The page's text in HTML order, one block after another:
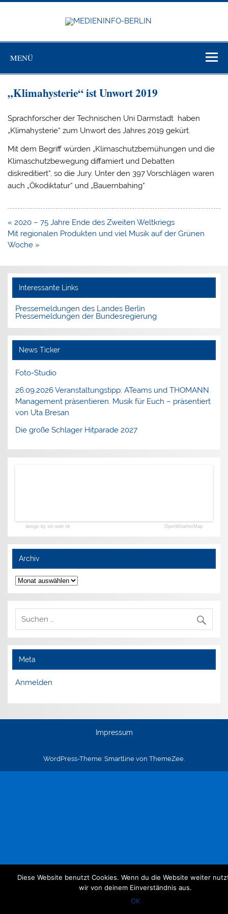
Zum
MENÜ
„Klimahysterie“ ist Unwort 2019
Sprachfor­scher der Technischen Uni Darmstadt haben
„Klima­hysterie“ zum Unwort des Jahres 2019 gekürt.
Mit dem Begriff würden „Kli­maschutzbemühungen und die
Klimaschutzbewegung diffamiert und Debatten
diskreditiert“, so die Jury. Unter den 397 Vorschlägen waren
auch „Ökodiktatur“ und „Bauernbahing“
Beitragsnavigation
« 2020 – 75 Jahre Ende des Zweiten Weltkriegs
Mit regionalen Produkten und viel Musik auf der Grünen
Woche »
Interessante Links
Pressemeldungen des Landes Berlin
Pressemeldungen der Bundesregierung
News Ticker
Foto-Studio
26.09.2026 Veranstaltungstipp: ATeams und THOMANN
Management präsentieren. Musik für Euch – präsentiert
von Uta Bresan
Die große Schlager Hitparade 2027
design by siti web ok OpenWeatherMap
Archiv
Archiv
Meta
Anmelden
Impressum
WordPress-Theme: Smartline von ThemeZee.
Diese Website benutzt Cookies. Wenn du die Website weiter
wir von deinem Einverständnis aus.
OK